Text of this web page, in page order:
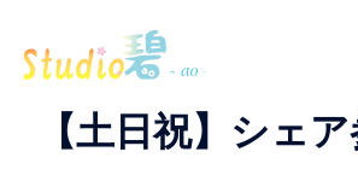
【土日祝】シェ